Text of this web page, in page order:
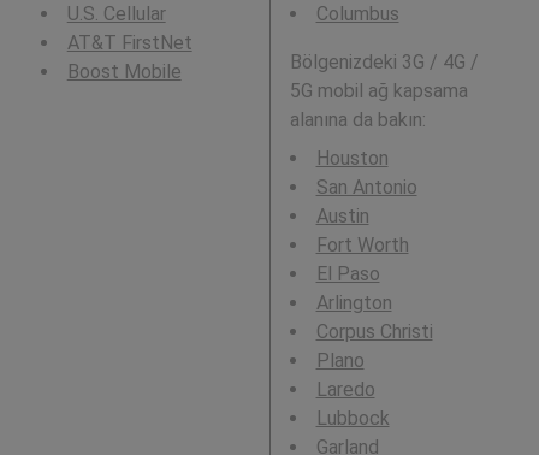
U.S. Cellular
AT&T FirstNet
Boost Mobile
Columbus
Bölgenizdeki 3G / 4G /
5G mobil ağ kapsama
alanına da bakın:
Houston
San Antonio
Austin
Fort Worth
El Paso
Arlington
Corpus Christi
Plano
Laredo
Lubbock
Garland